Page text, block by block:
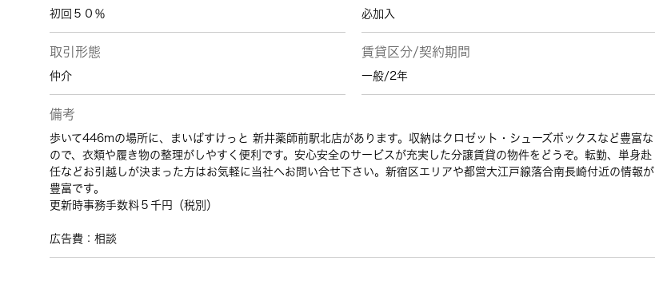
初回５０％ 必加入
取引形態
仲介
賃貸区分/契約期間
一般/2年
備考
歩いて446mの場所に、まいばすけっと 新井薬師前駅北店があります。収納はクロゼット・シューズボックスなど豊富な
ので、衣類や履き物の整理がしやすく便利です。安心安全のサービスが充実した分譲賃貸の物件をどうぞ。転勤、単身赴
任などお引越しが決まった方はお気軽に当社へお問い合せ下さい。新宿区エリアや都営大江戸線落合南長崎付近の情報が
豊富です。
更新時事務手数料５千円（税別）
広告費：相談